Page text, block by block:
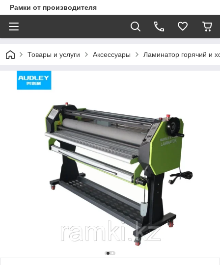
Рамки от производителя
Товары и услуги Аксессуары Ламинатор горячий и